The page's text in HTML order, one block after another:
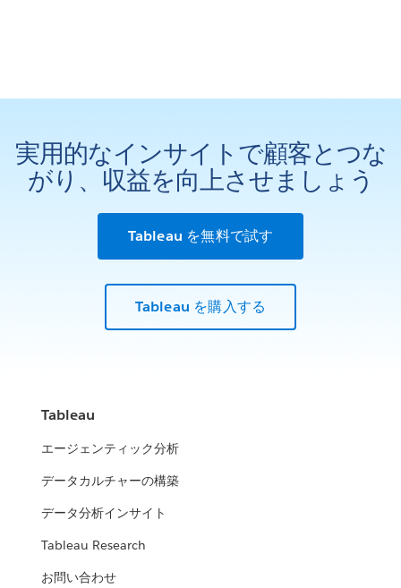
実用的なインサイトで顧客とつな
がり、収益を向上させましょう
Tableau を無料で試す
Tableau を購入する
Tableau
エージェンティック分析
データカルチャーの構築
データ分析インサイト
Tableau Research
お問い合わせ